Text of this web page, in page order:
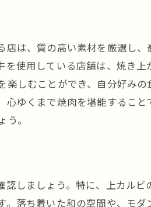
店は、質の高い素材を厳選し、
使用している店舗は、焼き上
しむことができ、自分好みの
ゆくまで焼肉を堪能すること
。
しましょう。特に、上カルビ
落ち着いた和の空間や、モダ